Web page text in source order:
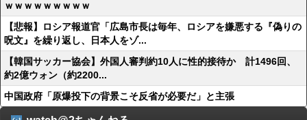
ｗｗｗｗｗｗｗｗｗ
【悲報】ロシア報道官「広島市長は毎年、ロシアを嫌悪する『偽りの
呪文』を繰り返し、日本人をゾ...
【韓国サッカー協会】外国人審判約10人に性的接待か 計1496回、
約2億ウォン（約2200...
中国政府「原爆投下の背景こそ反省が必要だ」と主張